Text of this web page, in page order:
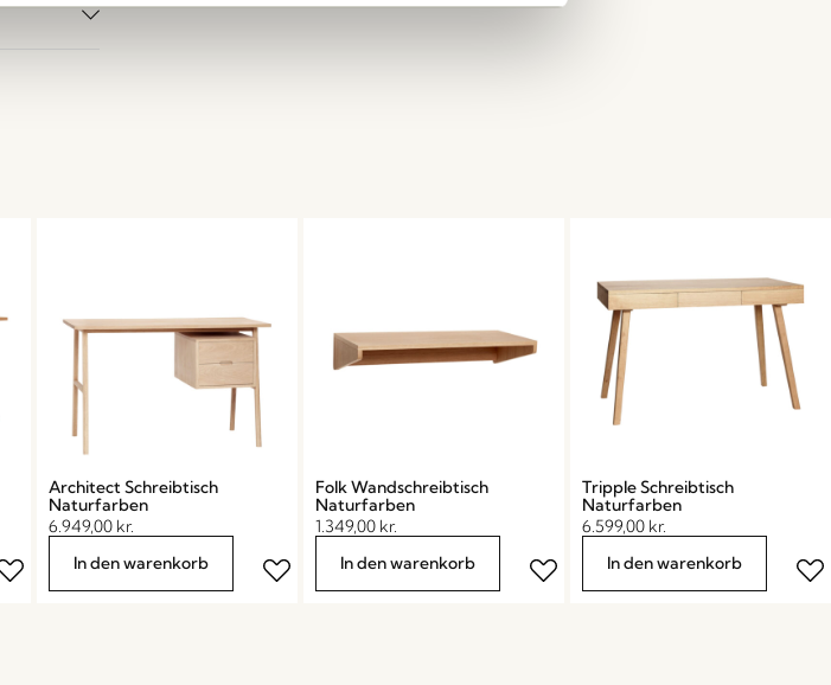
Architect Schreibtisch
Naturfarben
6.949,00 kr.
In den warenkorb
Folk Wandschreibtisch
Naturfarben
1.349,00 kr.
In den warenkorb
Tripple Schreibtisch
Naturfarben
6.599,00 kr.
In den warenkorb